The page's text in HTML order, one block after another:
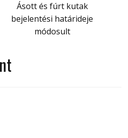
Ásott és fúrt kutak
bejelentési határideje
módosult